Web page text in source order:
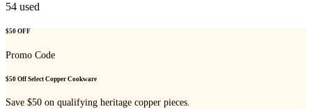
54 used
$50 OFF
Promo Code
$50 Off Select Copper Cookware
Save $50 on qualifying heritage copper pieces.